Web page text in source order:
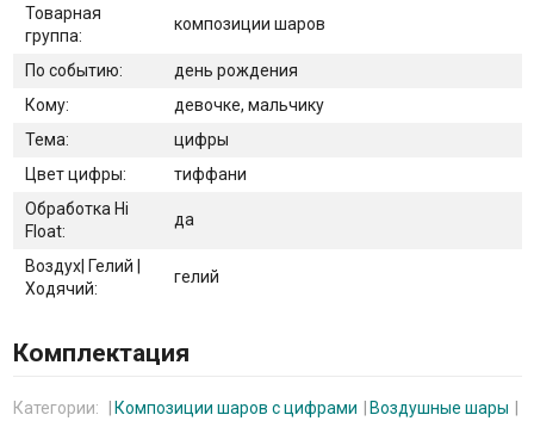
Товарная
группа:
композиции шаров
По событию:
день рождения
Кому:
девочке, мальчику
Тема:
цифры
Цвет цифры:
тиффани
Обработка Hi
Float:
да
Воздух| Гелий |
Ходячий:
гелий
Комплектация
Категории: Композиции шаров с цифрами
Воздушные шары